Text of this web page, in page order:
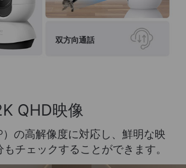
双方向通話
QHD映像
の高解像度に対応し、鮮明な映
チェックすることができます。